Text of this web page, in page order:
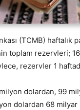
(TCMB) haftalık
toplam rezervleri;
rezervler 1
dolardan, 99
dolardan 68 milyar